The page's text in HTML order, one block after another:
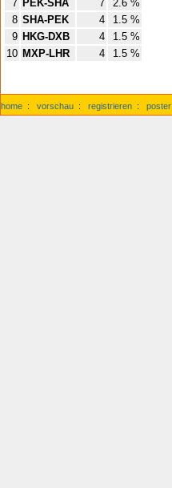
7 PEK-SHA 7
2.6 %
8 SHA-PEK 4
1.5 %
9 HKG-DXB 4
1.5 %
10 MXP-LHR 4 1.5 %
home : vorschau : registrieren : poster